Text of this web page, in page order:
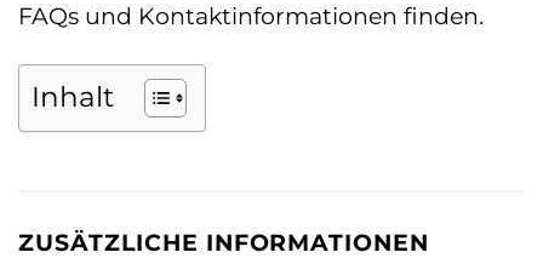
FAQs und Kontaktinformationen finden.
Inhalt
ZUSÄTZLICHE INFORMATIONEN